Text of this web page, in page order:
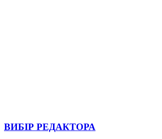
ВИБІР РЕДАКТОРА